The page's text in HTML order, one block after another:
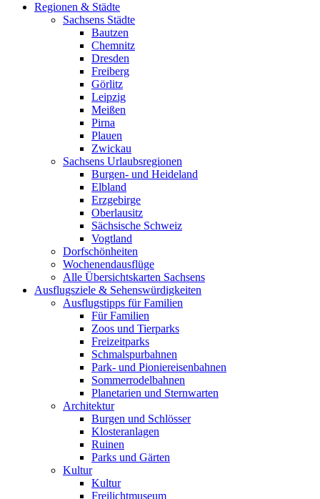
Regionen & Städte
Sachsens Städte
Bautzen
Chemnitz
Dresden
Freiberg
Görlitz
Leipzig
Meißen
Pirna
Plauen
Zwickau
Sachsens Urlaubsregionen
Burgen- und Heideland
Elbland
Erzgebirge
Oberlausitz
Sächsische Schweiz
Vogtland
Dorfschönheiten
Wochenendausflüge
Alle Übersichtskarten Sachsens
Ausflugsziele & Sehenswürdigkeiten
Ausflugstipps für Familien
Für Familien
Zoos und Tierparks
Freizeitparks
Schmalspurbahnen
Park- und Pioniereisenbahnen
Sommerrodelbahnen
Planetarien und Sternwarten
Architektur
Burgen und Schlösser
Klosteranlagen
Ruinen
Parks und Gärten
Kultur
Kultur
Freilichtmuseum